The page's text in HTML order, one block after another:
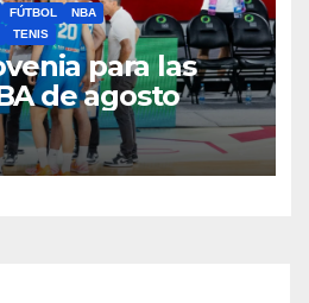
FÚTBOL
NBA
TENIS
para las
de agosto